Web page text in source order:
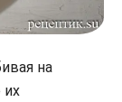
на
их